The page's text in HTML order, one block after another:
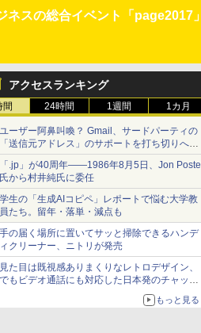
スの総合イベント「page2017」
アクセスランキング
間 24時間 1週間 1カ月
ユーザー阿鼻叫喚？ Gmail、サードパーティの
「送信元アドレス」のサポートを打ち切りへ
【やじうまWatch】
「.jp」が40周年――1986年8月5日、Jon Postel
氏から村井純氏に委任
学生の「生成AIコピペ」レポートで悩む大学教
員たち。留年・落単・減点も
手の届く場所に置いてサッと掃除できるハンデ
ィクリーナー、ニトリが発売
見た目は既視感ありまくりなレトロデザイン、
でもビデオ通話にも対応した日本発のチャット
もっと見る